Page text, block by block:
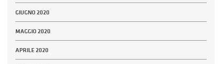
GIUGNO 2020
MAGGIO 2020
APRILE 2020